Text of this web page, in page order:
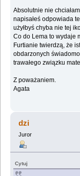
Absolutnie nie
napisałeś odpowiada
użyłbyś chyba nie tej
Co do Lema to wydaje
Furtianie twierdzą, że
obdarzonych
trawałego związku
Z poważaniem.
Agata
dzi
Juror
Cytuj